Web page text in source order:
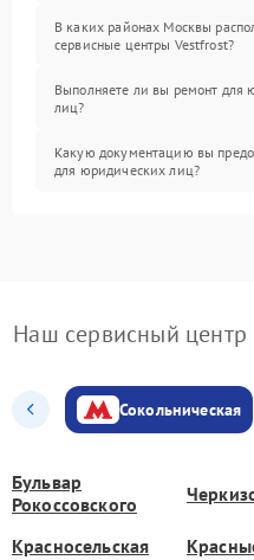
В каких районах Москвы
сервисные центры Vestfrost?
Выполняете ли вы ремонт для
лиц?
Какую документацию вы
для юридических лиц?
Наш сервисный
Сокольническая
Бульвар
Рокоссовского
Красносельская